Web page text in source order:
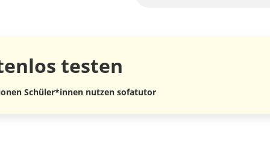
testen
Schüler*innen nutzen sofatutor